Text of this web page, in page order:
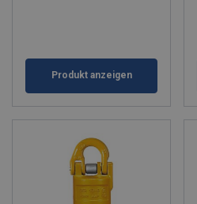
Produkt anzeigen